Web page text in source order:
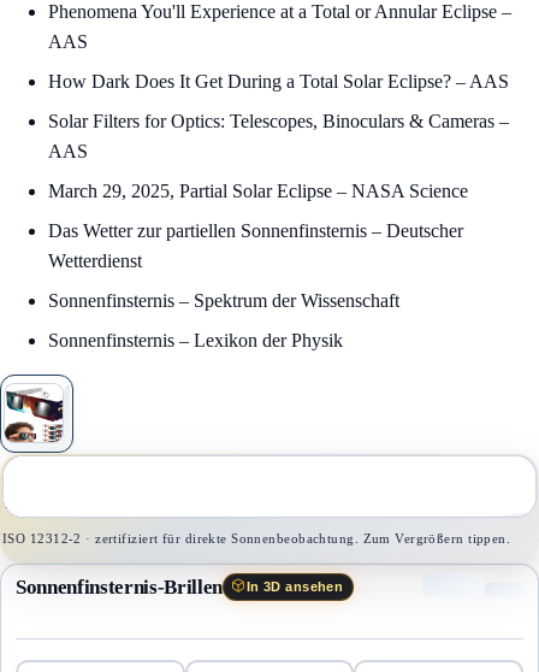
Phenomena You'll Experience at a Total or Annular Eclipse –
AAS
How Dark Does It Get During a Total Solar Eclipse? – AAS
Solar Filters for Optics: Telescopes, Binoculars & Cameras –
AAS
March 29, 2025, Partial Solar Eclipse – NASA Science
Das Wetter zur partiellen Sonnenfinsternis – Deutscher
Wetterdienst
Sonnenfinsternis – Spektrum der Wissenschaft
Sonnenfinsternis – Lexikon der Physik
1
ISO 12312-2 · zertifiziert für direkte Sonnenbeobachtung. Zum Vergrößern tippen.
Sonnenfinsternis-Brillen In 3D ansehen